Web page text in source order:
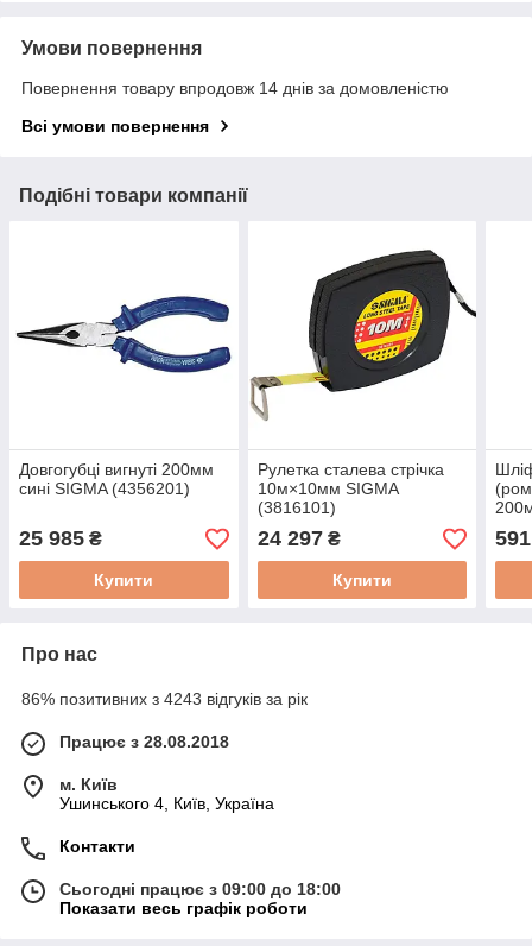
Умови повернення
Повернення товару впродовж 14 днів за домовленістю
Всі умови повернення
Подібні товари компанії
Довгогубці вигнуті 200мм
сині SIGMA (4356201)
25 985 ₴
Купити
Рулетка сталева стрічка
10м×10мм SIGMA
(3816101)
24 297₴
Купити
Про нас
86% позитивних з 4243 відгуків за рік
Працює з 28.08.2018
м. Київ
Ушинського 4, Київ, Україна
Контакти
Сьогодні працює з 09:00 до 18:00
Показати весь графік роботи